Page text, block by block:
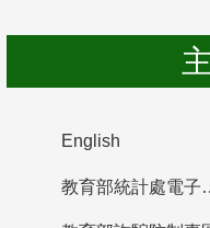
English
教育